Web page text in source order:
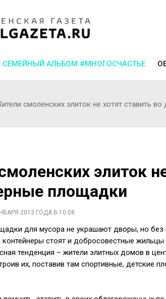
СЕМЕЙНЫЙ АЛЬБОМ #МНОГОСЧАСТЬЕ
смоленских элиток не хотят ставить
элиток
площадки
2013 ГОДА В 10:08
для мусора не украшают дворы, но
стоят и добросовестные
тенденция – жители элитных домов в
их, поставив там спортивные,